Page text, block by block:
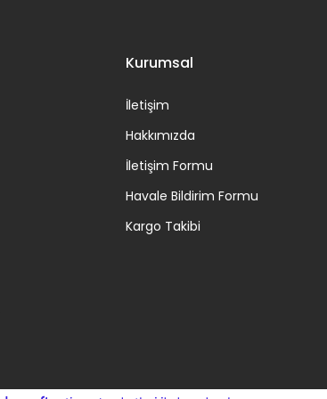
Kurumsal
İletişim
Hakkımızda
İletişim Formu
Havale Bildirim Formu
Kargo Takibi